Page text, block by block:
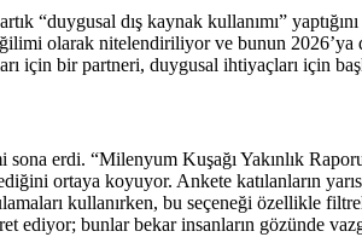
“duygusal dış kaynak kullanımı”
olarak nitelendiriliyor ve bunun 2026’ya
için bir partneri, duygusal ihtiyaçları için
erdi. “Milenyum Kuşağı Yakınlık
ortaya koyuyor. Ankete katılanların
kullanırken, bu seçeneği özellikle
ediyor; bunlar bekar insanların gözünde